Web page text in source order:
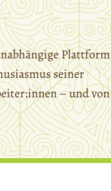
Plattform
seiner
– und von